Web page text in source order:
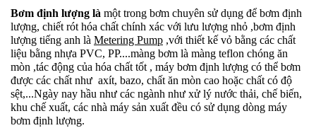
Bơm định lượng là một trong bơm chuyên sử dụng để bơm định
lượng, chiết rót hóa chất chính xác với lưu lượng nhỏ ,bơm định
lượng tiếng anh là Metering Pump ,với thiết kế vỏ bằng các chất
liệu bằng nhựa PVC, PP....màng bơm là màng teflon chóng ăn
mòn ,tác động của hóa chất tốt , máy bơm định lượng có thể bơm
được các chất như axít, bazo, chất ăn mòn cao hoặc chất có độ
sệt,...Ngày nay hầu như các ngành như xử lý nước thải, chế biến,
khu chế xuất, các nhà máy sản xuất đều có sử dụng dòng máy
bơm định lượng.